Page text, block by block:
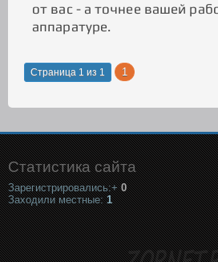
от вас - а точнее вашей
аппаратуре.
Страница 1 из 1 1
Статистика сайта
Зарегистрировались:+ 0
Заходили местные: 1